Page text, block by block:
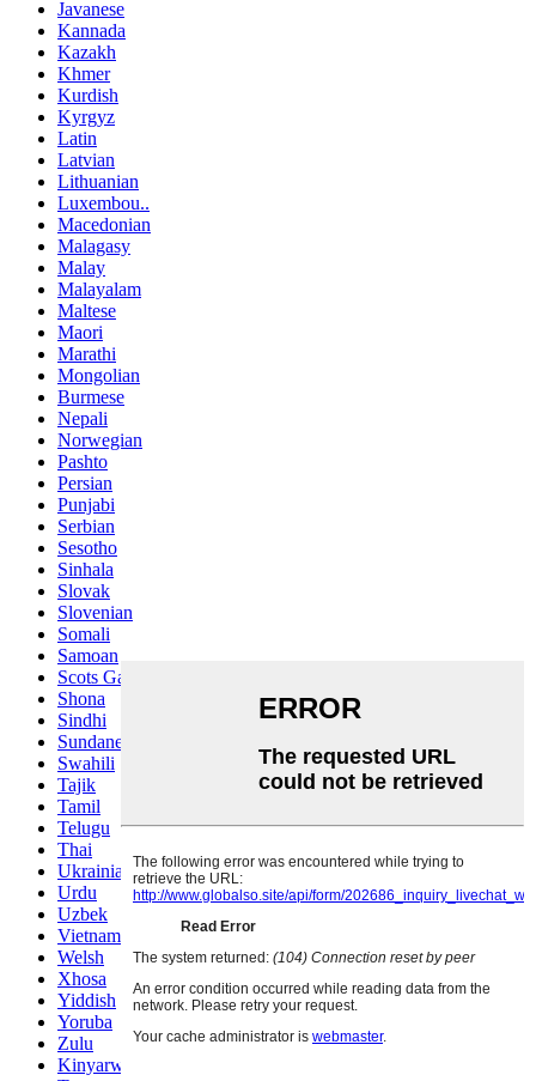
Javanese
Kannada
Kazakh
Khmer
Kurdish
Kyrgyz
Latin
Latvian
Lithuanian
Luxembou..
Macedonian
Malagasy
Malay
Malayalam
Maltese
Maori
Marathi
Mongolian
Burmese
Nepali
Norwegian
Pashto
Persian
Punjabi
Serbian
Sesotho
Sinhala
Slovak
Slovenian
Somali
Samoan
Scots Gaelic
Shona
Sindhi
Sundanese
Swahili
Tajik
Tamil
Telugu
Thai
Ukrainian
Urdu
Uzbek
Vietnamese
Welsh
Xhosa
Yiddish
Yoruba
Zulu
Kinyarwanda